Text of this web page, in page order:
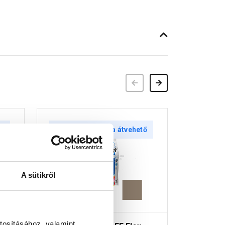
A sütikről
Előző Következő
30 perc múlva átvehető